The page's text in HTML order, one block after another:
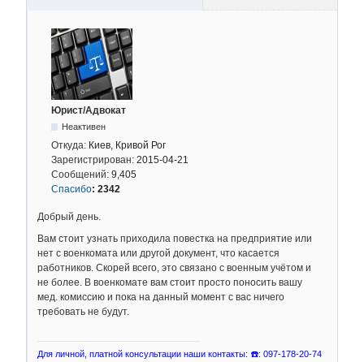
Юрист/Адвокат
Неактивен
Откуда: Киев, Кривой Рог
Зарегистрирован: 2015-04-21
Сообщений: 9,405
Спасибо: 2342
Добрый день.
Вам стоит узнать приходила повестка на предприятие или
нет с военкомата или другой документ, что касается
работников. Скорей всего, это связано с военным учётом и
не более. В военкомате вам стоит просто поносить вашу
мед. комиссию и пока на данный момент с вас ничего
требовать не будут.
Для личной, платной консультации наши контакты: ☎️: 097-178-20-74